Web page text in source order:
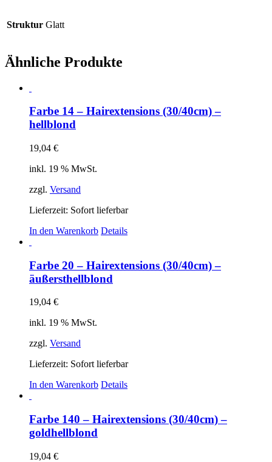
Struktur Glatt
Ähnliche Produkte
Farbe 14 – Hairextensions (30/40cm) –
hellblond
19,04 €
inkl. 19 % MwSt.
zzgl. Versand
Lieferzeit: Sofort lieferbar
In den Warenkorb Details
Farbe 20 – Hairextensions (30/40cm) –
äußersthellblond
19,04 €
inkl. 19 % MwSt.
zzgl. Versand
Lieferzeit: Sofort lieferbar
In den Warenkorb Details
Farbe 140 – Hairextensions (30/40cm) –
goldhellblond
19,04 €